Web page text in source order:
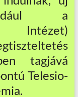
a
Intézet)
tagjává
Telesio-